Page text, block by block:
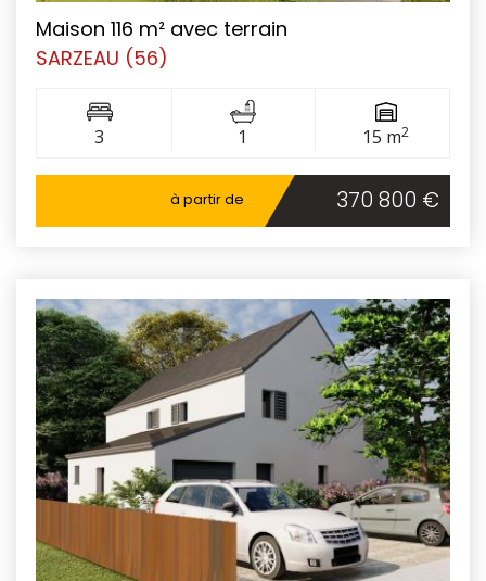
Maison 116 m² avec terrain
SARZEAU (56)
3 1 15 m2
à partir de 370 800 €